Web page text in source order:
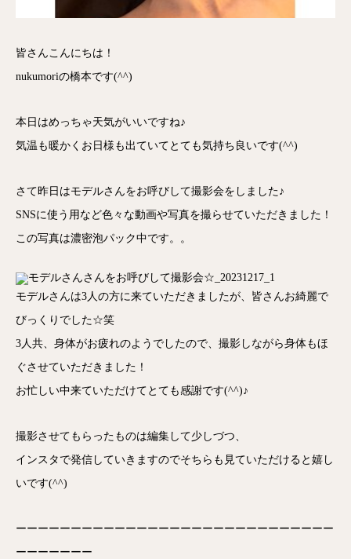
皆さんこんにちは！
nukumoriの橋本です(^^)
本日はめっちゃ天気がいいですね♪
気温も暖かくお日様も出ていてとても気持ち良いです(^^)
さて昨日はモデルさんをお呼びして撮影会をしました♪
SNSに使う用など色々な動画や写真を撮らせていただきました！
この写真は濃密泡パック中です。。
モデルさんは3人の方に来ていただきましたが、皆さんお綺麗で
びっくりでした☆笑
3人共、身体がお疲れのようでしたので、撮影しながら身体もほ
ぐさせていただきました！
お忙しい中来ていただけてとても感謝です(^^)♪
撮影させてもらったものは編集して少しづつ、
インスタで発信していきますのでそちらも見ていただけると嬉し
いです(^^)
ーーーーーーーーーーーーーーーーーーーーーーーーーーーーー
ーーーーーーー